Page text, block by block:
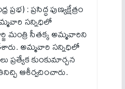
: ప్రసిద్ధ పుణ్యక్షేత్రం
సన్నిధిలో
మంత్రి సీతక్క అమ్మవారిని
అమ్మవారి సన్నిధిలో
ప్రత్యేక కుంకుమార్చన
ఆశీర్వదించారు.